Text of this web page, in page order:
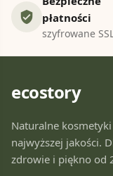
verified_user
płatności
szyfrowane
ecostory
Naturalne
najwyższej jakości.
zdrowie i piękno od